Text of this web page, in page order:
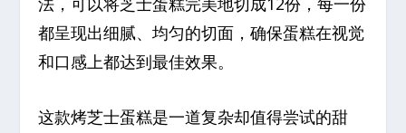
都呈现出细腻、均匀的切面，确保蛋糕在视觉
和口感上都达到最佳效果。
这款烤芝士蛋糕是一道复杂却值得尝试的甜